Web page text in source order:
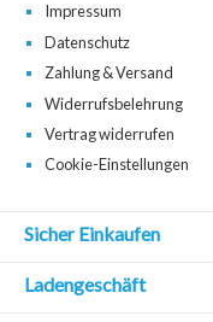
Impressum
Datenschutz
Zahlung & Versand
Widerrufsbelehrung
Vertrag widerrufen
Cookie-Einstellungen
Sicher Einkaufen
Ladengeschäft